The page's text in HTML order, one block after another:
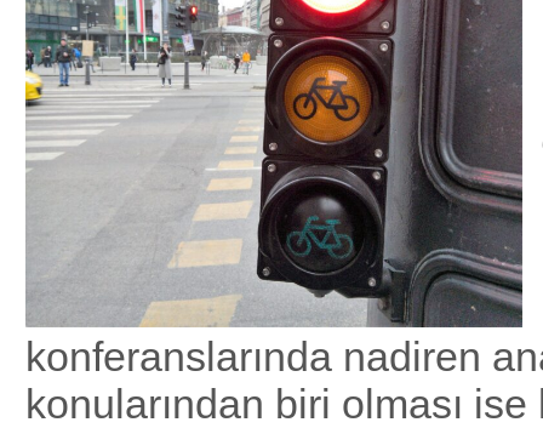
konferanslarında nadiren
konularından biri olması